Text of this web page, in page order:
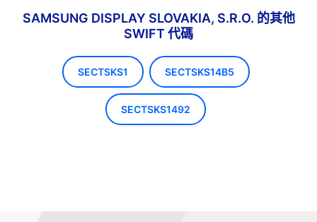
SAMSUNG DISPLAY SLOVAKIA, S.R.O. 的其他
SWIFT 代碼
SECTSKS1 SECTSKS14B5
SECTSKS1492